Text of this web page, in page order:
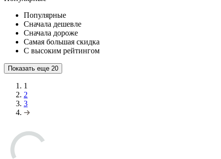
Популярные
Сначала дешевле
Сначала дороже
Самая большая скидка
С высоким рейтингом
Показать еще 20
1
2
3